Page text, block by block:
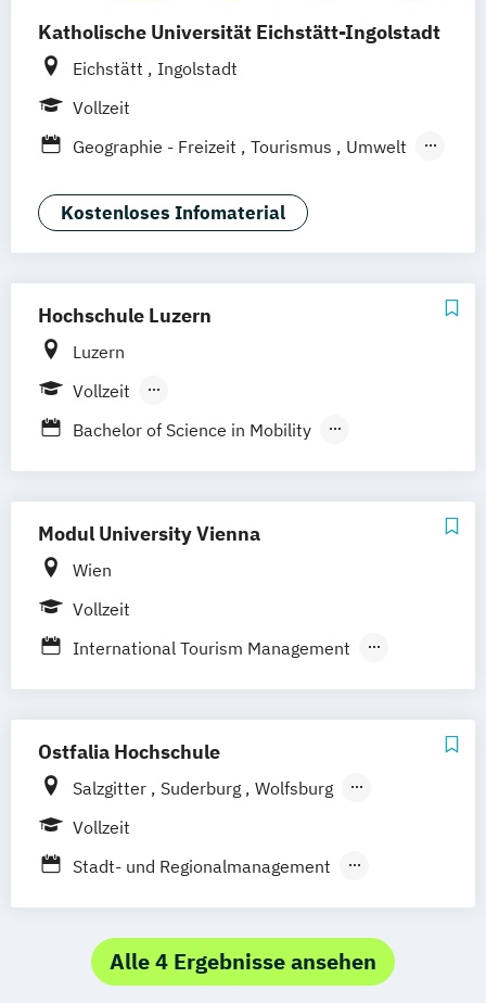
Katholische Universität Eichstätt-Ingolstadt
Eichstätt
Ingolstadt
Vollzeit
Geographie - Freizeit
Tourismus
Umwelt
Regionalentwicklung – Management und
Geographie
Kostenloses Infomaterial
Hochschule Luzern
Luzern
Vollzeit
Berufsbegleitendes Präsenzstudium
Bachelor of Science in Mobility
Business Administration - Tourismus
Business Administration Tourism &
Hospitality Management
Modul University Vienna
Wien
Vollzeit
International Tourism Management
Ostfalia Hochschule
Salzgitter Suderburg
Wolfsburg
Wolfenbüttel
Vollzeit
Stadt- und Regionalmanagement
Alle 4 Ergebnisse ansehen